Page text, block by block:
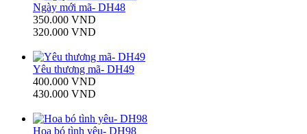
Ngày mới mã- DH48
350.000 VND
320.000 VND
Yêu thương mã- DH49
400.000 VND
430.000 VND
Hoa bó tình yêu- DH98